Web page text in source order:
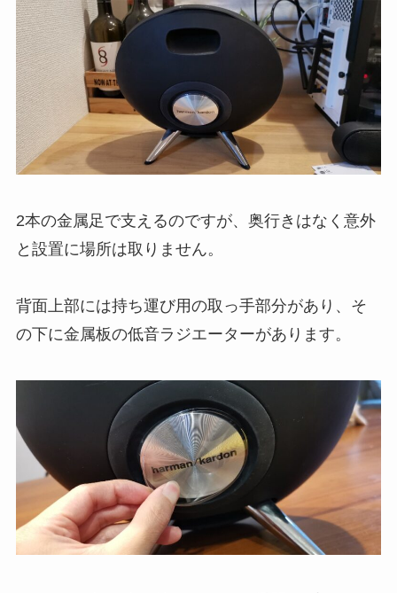
2本の金属足で支えるのですが、奥行きはなく意外
と設置に場所は取りません。
背面上部には持ち運び用の取っ手部分があり、そ
の下に金属板の低音ラジエーターがあります。